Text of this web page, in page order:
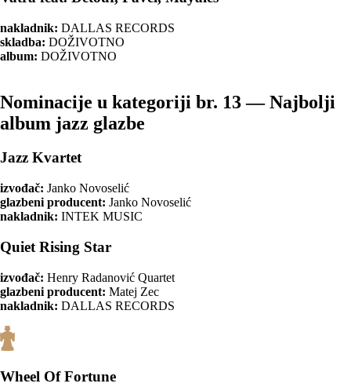
nakladnik: DALLAS RECORDS
skladba: DOŽIVOTNO
album: DOŽIVOTNO
Nominacije u kategoriji br. 13 — Najbolji
album jazz glazbe
Jazz Kvartet
izvođač: Janko Novoselić
glazbeni producent: Janko Novoselić
nakladnik: INTEK MUSIC
Quiet Rising Star
izvođač: Henry Radanović Quartet
glazbeni producent: Matej Zec
nakladnik: DALLAS RECORDS
Wheel Of Fortune